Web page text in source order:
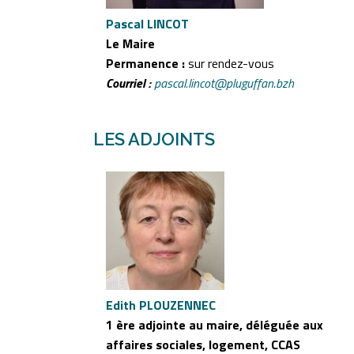
Pascal LINCOT
Le Maire
Permanence :sur rendez-vous
Courriel :pascal.lincot@pluguffan.bzh
LES ADJOINTS
Edith PLOUZENNEC
1 ère adjointe au maire, déléguée aux
affaires sociales, logement, CCAS